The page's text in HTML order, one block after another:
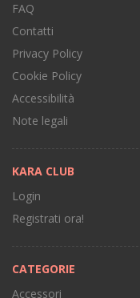
FAQ
Contatti
Privacy Policy
Cookie Policy
Accessibilità
Note legali
KARA CLUB
Login
Registrati ora!
CATEGORIE
Accessori